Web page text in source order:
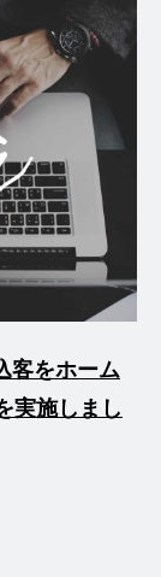
客をホーム
実施しまし